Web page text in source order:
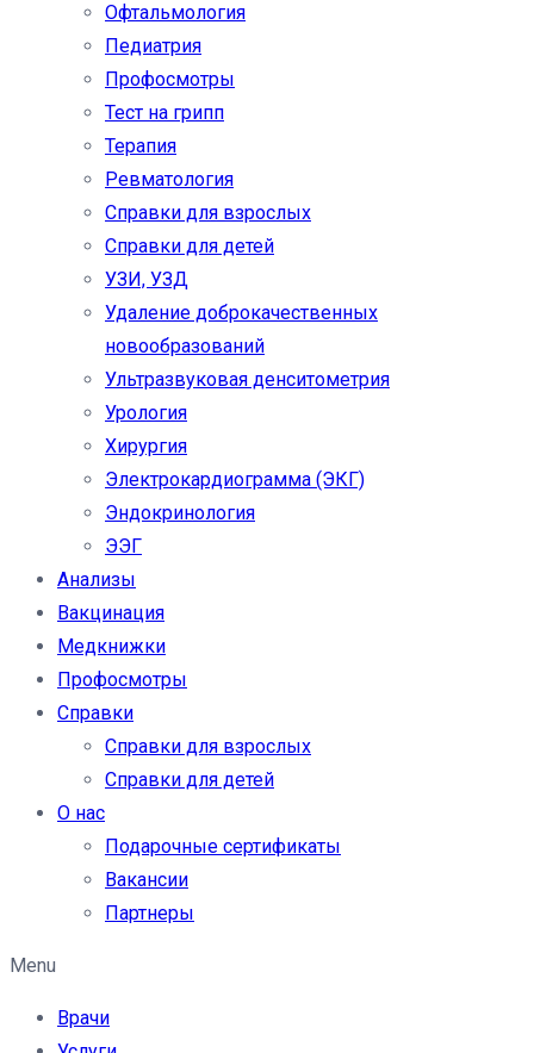
Офтальмология
Педиатрия
Профосмотры
Тест на грипп
Терапия
Ревматология
Справки для взрослых
Справки для детей
УЗИ, УЗД
Удаление доброкачественных
новообразований
Ультразвуковая денситометрия
Урология
Хирургия
Электрокардиограмма (ЭКГ)
Эндокринология
ЭЭГ
Анализы
Вакцинация
Медкнижки
Профосмотры
Справки
Справки для взрослых
Справки для детей
О нас
Подарочные сертификаты
Вакансии
Партнеры
Menu
Врачи